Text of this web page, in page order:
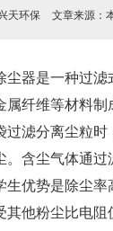
天环保 文章来源：
是一种过滤
纤维等材料
过滤分离尘粒
含尘气体通过
势是除尘率
他粉尘比电